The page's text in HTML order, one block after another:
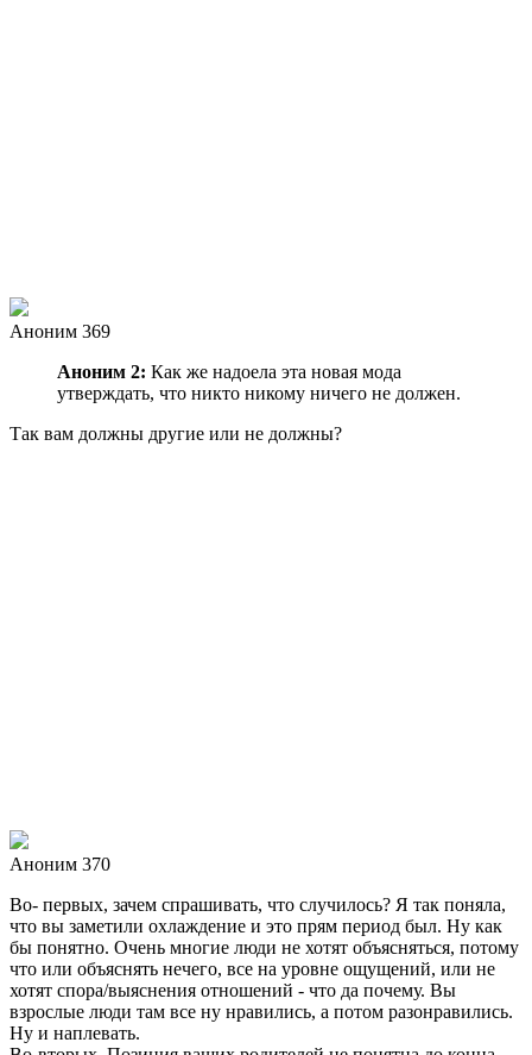
Аноним 369
Аноним 2: Как же надоела эта новая мода
утверждать, что никто никому ничего не должен.
Так вам должны другие или не должны?
Аноним 370
Во- первых, зачем спрашивать, что случилось? Я так поняла,
что вы заметили охлаждение и это прям период был. Ну как
бы понятно. Очень многие люди не хотят объясняться, потому
что или объяснять нечего, все на уровне ощущений, или не
хотят спора/выяснения отношений - что да почему. Вы
взрослые люди там все ну нравились, а потом разонравились.
Ну и наплевать.